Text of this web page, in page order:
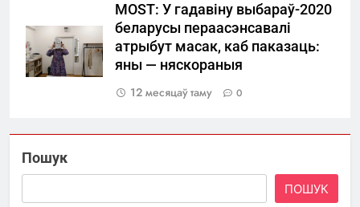
MOST: У гадавіну выбараў-2020
беларусы пераасэнсавалі
атрыбут масак, каб паказаць:
яны — няскораныя
12 месяцаў таму
0
Пошук
ПОШУК